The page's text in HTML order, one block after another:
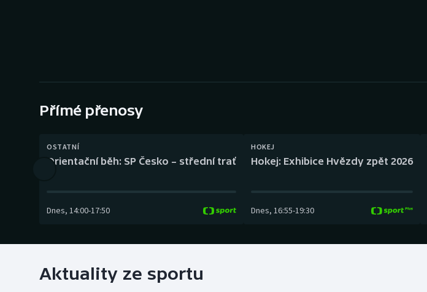
Přímé přenosy
OSTATNÍ
Orientační běh: SP Česko – střední trať
Dnes, 14:00-17:50
HOKEJ
Hokej: Exhibice Hvězdy zpět 2026
Dnes, 16:55-19:30
Aktuality ze sportu